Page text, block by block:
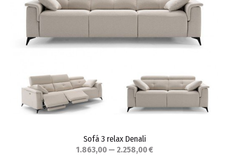
Sofá 3 relax Denali
1.863,00 — 2.258,00 €